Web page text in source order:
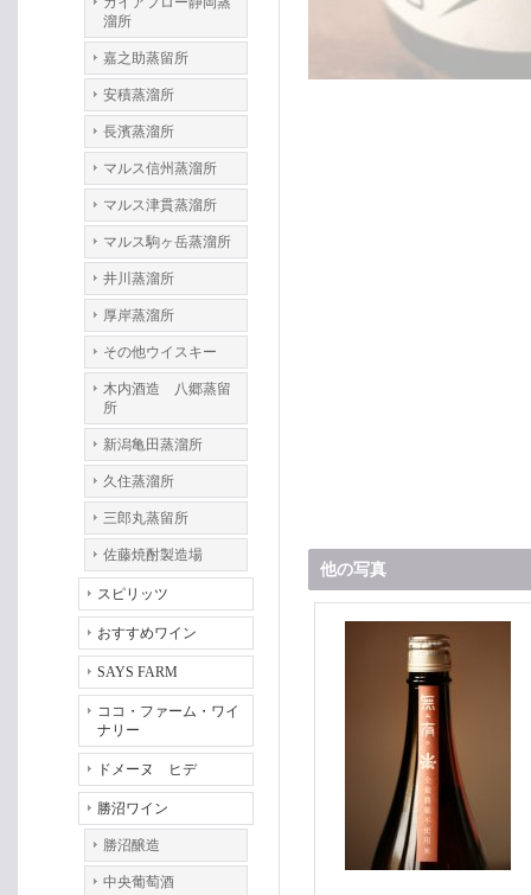
溜所
嘉之助蒸留所
安積蒸溜所
長濱蒸溜所
マルス信州蒸溜所
マルス津貫蒸溜所
マルス駒ヶ岳蒸溜所
井川蒸溜所
厚岸蒸溜所
その他ウイスキー
木内酒造 八郷蒸留
所
新潟亀田蒸溜所
久住蒸溜所
三郎丸蒸留所
佐藤焼酎製造場
スピリッツ
おすすめワイン
SAYS FARM
ココ・ファーム・ワイ
ナリー
ドメーヌ ヒデ
勝沼ワイン
勝沼醸造
中央葡萄酒
他の写真